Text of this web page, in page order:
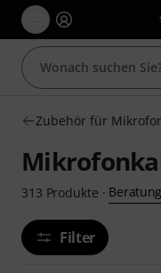
Zubehör für
313 Produkte · Beratung
Filter